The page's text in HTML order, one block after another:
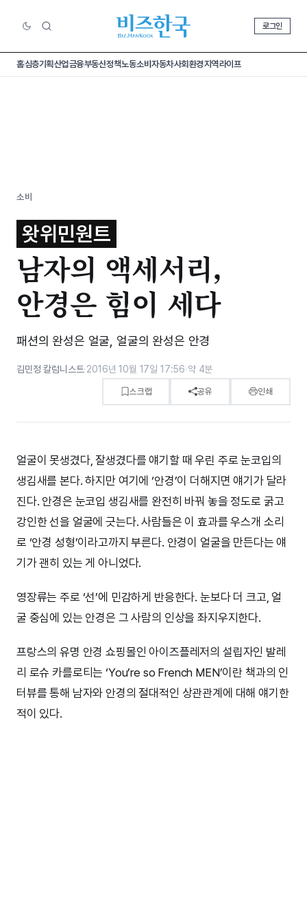
로그인
홈심층기획산업금융부동산정책노동소비 자동차사회환경지역라이프
소비
왓위민원트
남자의 액세서리,
안경은 힘이 세다
패션의 완성은 얼굴, 얼굴의 완성은 안경
김민정 칼럼니스트·2016년 10월 17일 17:56·약 4분
스크랩 공유 인쇄
얼굴이 못생겼다, 잘생겼다를 얘기할 때 우린 주로 눈코입의
생김새를 본다. 하지만 여기에 ‘안경’이 더해지면 얘기가 달라
진다. 안경은 눈코입 생김새를 완전히 바꿔 놓을 정도로 굵고
강인한 선을 얼굴에 긋는다. 사람들은 이 효과를 우스개 소리
로 ‘안경 성형’이라고까지 부른다. 안경이 얼굴을 만든다는 얘
기가 괜히 있는 게 아니었다.
영장류는 주로 ‘선’에 민감하게 반응한다. 눈보다 더 크고, 얼
굴 중심에 있는 안경은 그 사람의 인상을 좌지우지한다.
프랑스의 유명 안경 쇼핑몰인 아이즈플레저의 설립자인 발레
리 로슈 카를로티는 ‘You’re so French MEN’이란 책과의 인
터뷰를 통해 남자와 안경의 절대적인 상관관계에 대해 얘기한
적이 있다.